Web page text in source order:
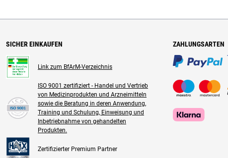
SICHER EINKAUFEN
Link zum BfArM-Verzeichnis
ISO 9001 zertifiziert - Handel und Vertrieb
von Medizinprodukten und Arzneimitteln
sowie die Beratung in deren Anwendung,
Training und Schulung, Einweisung und
Inbetriebnahme von gehandelten
Produkten.
Zertifizierter Premium Partner
ZAHLUNGSARTEN